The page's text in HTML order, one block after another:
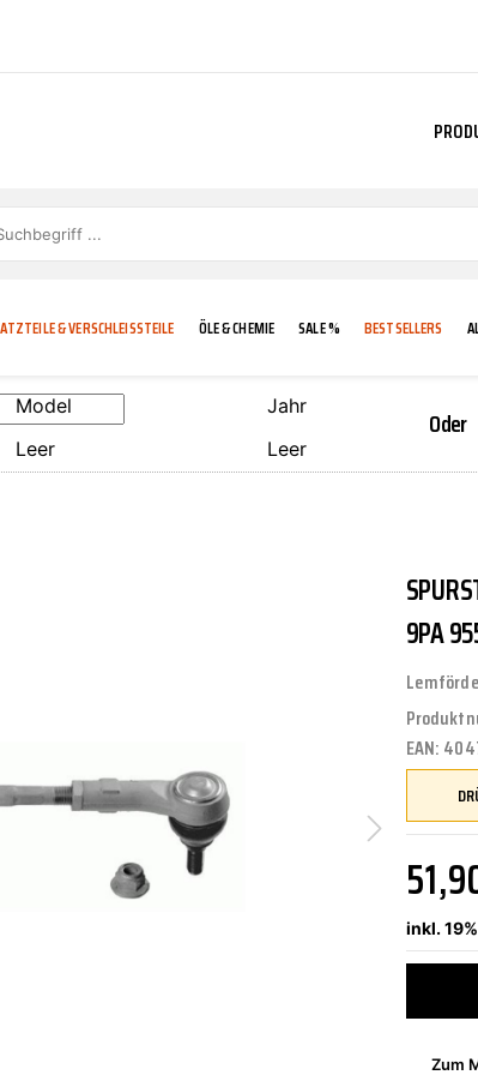
& VERSCHLEISSTEILE ÖLE & CHEMIE SALE % BESTSELLERS
KÜHLERGRILL
CARCARE
FROSTSCHUTZ
ADDINOL
Model
Leer
Jahr
Leer
Oder
9PA
EAN:
inkl.
Zum